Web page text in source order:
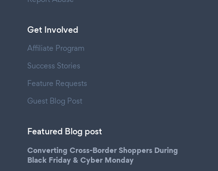
Get Involved
Affiliate Program
Success Stories
Feature Requests
Guest Blog Post
Featured Blog post
Converting Cross-Border Shoppers During
Black Friday & Cyber Monday